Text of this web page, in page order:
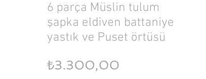
6 parça Müslin tulum
şapka eldiven battaniye
yastık ve Puset örtüsü
₺3.300,00